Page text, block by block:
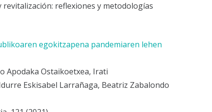
reflexiones y metodologías
egokitzapena pandemiaren lehen
Apodaka Ostaikoetxea, Irati
Eskisabel Larrañaga, Beatriz Zabalondo